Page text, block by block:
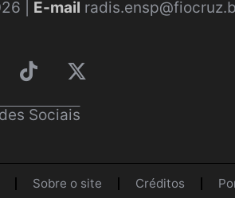
| E-mail
Sociais
Sobre o site Créditos